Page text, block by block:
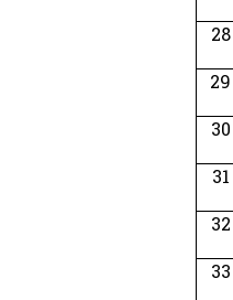
28
29
30
31
32
33